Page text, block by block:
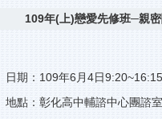
109年(上)戀愛先修班─親
日期：109年6月4日9:20~16:15
地點：彰化高中輔諮中心團諮室